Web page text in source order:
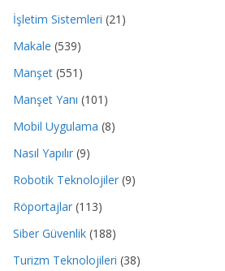
İşletim Sistemleri (21)
Makale (539)
Manşet (551)
Manşet Yanı (101)
Mobil Uygulama (8)
Nasıl Yapılır (9)
Robotik Teknolojiler (9)
Röportajlar (113)
Siber Güvenlik (188)
Turizm Teknolojileri (38)